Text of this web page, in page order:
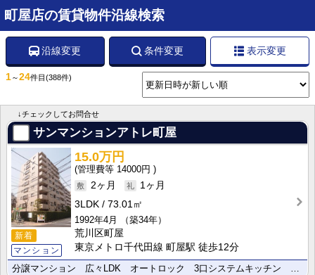
町屋店の賃貸物件沿線検索
沿線変更 条件変更 表示変更
1～24件目 (388件)
↓チェックしてお問合せ
サンマンションアトレ町屋
新着
マンション
15.0万円
14000円
2ヶ月
1ヶ月
3LDK
73.01㎡
1992年4月
（築34年）
荒川区町屋
東京メトロ千代田線 町屋駅 徒歩12分
分譲マンション 広々LDK オートロック 3口システムキッチン 追い焚き機能 充実の設備で快適な生活･･･